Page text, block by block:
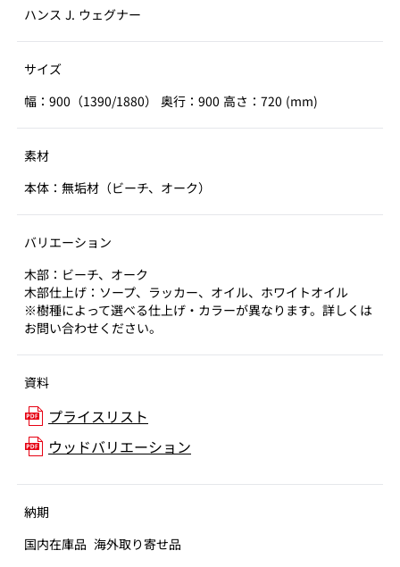
ハンス J. ウェグナー
サイズ
幅：900（1390/1880） 奥行：900 高さ：720 (mm)
素材
本体：無垢材（ビーチ、オーク）
バリエーション
木部：ビーチ、オーク
木部仕上げ：ソープ、ラッカー、オイル、ホワイトオイル
※樹種によって選べる仕上げ・カラーが異なります。詳しくは
お問い合わせください。
資料
プライスリスト
ウッドバリエーション
納期
国内在庫品 海外取り寄せ品